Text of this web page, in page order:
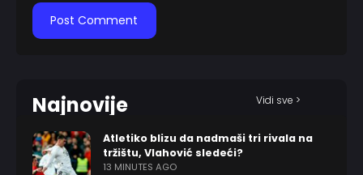
Najnovije Vidi sve >
Atletiko blizu da nadmaši tri rivala na
tržištu, Vlahović sledeći?
13 MINUTES AGO